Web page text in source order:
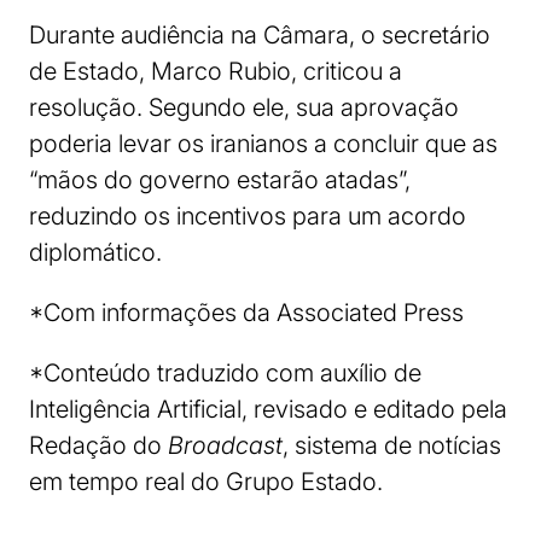
Durante audiência na Câmara, o secretário
de Estado, Marco Rubio, criticou a
resolução. Segundo ele, sua aprovação
poderia levar os iranianos a concluir que as
“mãos do governo estarão atadas”,
reduzindo os incentivos para um acordo
diplomático.
*Com informações da Associated Press
*Conteúdo traduzido com auxílio de
Inteligência Artificial, revisado e editado pela
Redação do Broadcast, sistema de notícias
em tempo real do Grupo Estado.